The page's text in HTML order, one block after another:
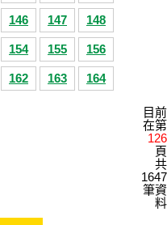
146 147 148
154 155 156
162 163 164
目前
在第
126
頁
共
1647
筆資
料